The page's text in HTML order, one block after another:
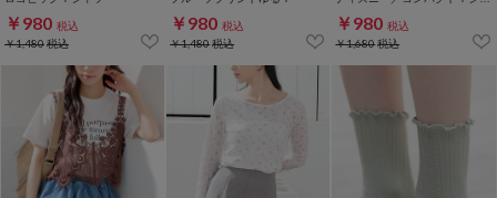
￥980 税込
￥1,480税込
￥980 税込
￥1,480税込
￥980 税込
￥1,680税込